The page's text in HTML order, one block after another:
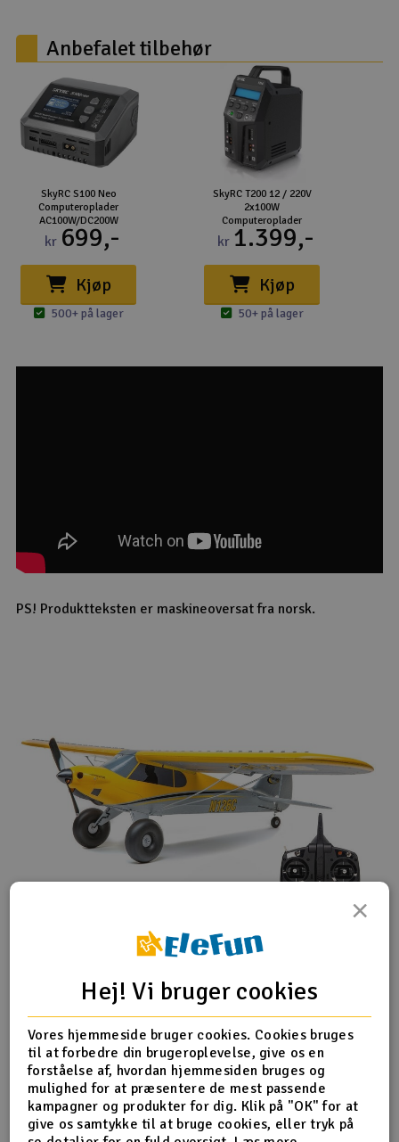
Anbefalet tilbehør
SkyRC S100 Neo
Computeroplader
AC100W/DC200W
kr 699,-
Kjøp
500+ på lager
SkyRC T200 12 / 220V
2x100W
Computeroplader
kr 1.399,-
Kjøp
50+ på lager
PS! Produktteksten er maskineoversat fra norsk.
Carbon Cub RTF leveres færdigbygget, men kræver enkel
montering, før du kan flyve. Elektronik som servoer,
børsteløs motor og esc er færdigmonteret og modellen
har også mulighed for montering af klapper og flydere,
men det kræver ekstra udstyr.
Specifikationer
×
Hej! Vi bruger cookies
Vores hjemmeside bruger cookies. Cookies bruges
til at forbedre din brugeroplevelse, give os en
forståelse af, hvordan hjemmesiden bruges og
mulighed for at præsentere de mest passende
kampagner og produkter for dig. Klik på "OK" for at
give os samtykke til at bruge cookies, eller tryk på